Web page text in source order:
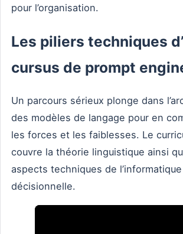
pour l’organisation.
Les piliers techniques
cursus de prompt
Un parcours sérieux plonge dans
des modèles de langage pour en
les forces et les faiblesses. Le
couvre la théorie linguistique ainsi
aspects techniques de l’informatique
décisionnelle.